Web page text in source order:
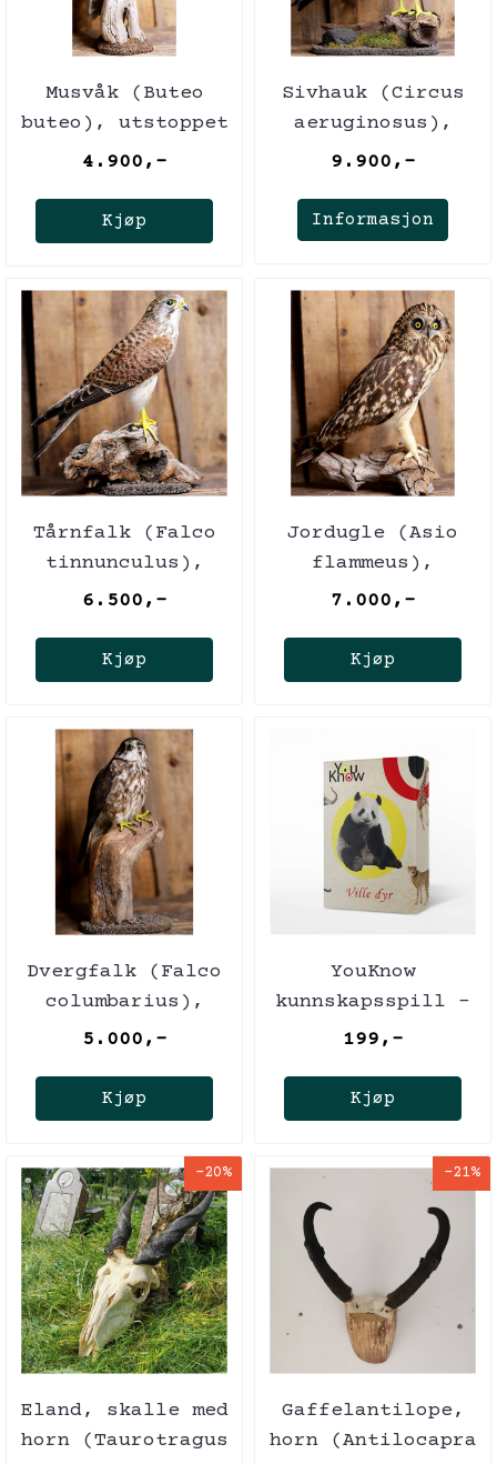
Musvåk (Buteo
buteo), utstoppet
med CITES-
4.900,-
Kjøp
Sivhauk (Circus
aeruginosus),
utstoppet med
9.900,-
Informasjon
Tårnfalk (Falco
tinnunculus),
utstoppet med
6.500,-
Kjøp
Jordugle (Asio
flammeus),
utstoppet med
7.000,-
Kjøp
Dvergfalk (Falco
columbarius),
utstoppet med
eiersertifika
5.000,-
Kjøp
YouKnow
kunnskapsspill -
Ville dyr
199,-
Kjøp
-20%
Eland, skalle med
horn (Taurotragus
-21%
Gaffelantilope,
horn (Antilocapra